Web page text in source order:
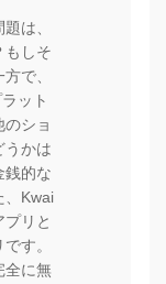
は、
もしそ
で、
ット
ショ
うかは
銭的な
、Kwai
リと
す。
全に無